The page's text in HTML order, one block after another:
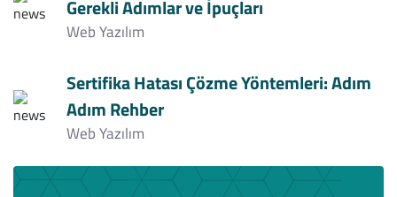
Gerekli Adımlar ve İpuçları
Web Yazılım
Sertifika Hatası Çözme Yöntemleri: Adım
Adım Rehber
Web Yazılım